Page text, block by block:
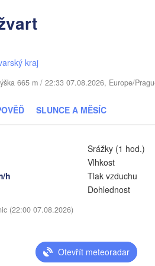
Přihlášení
kraj
665 m / 22:33 07.08.2026, Europe/
SLUNCE A MĚSÍC
h
Srážky (1 hod.)
Vlhkost
Tlak vzduchu
Dohlednost
(22:00 07.08.2026)
Otevřít meteoradar
Vilnius
Баранавічы
(Baranavičy)
Рівне
Пінск
(Pinsk)
Салігорск
(Salihorsk)
(Brest)
BĚLORUSKO
LITVA